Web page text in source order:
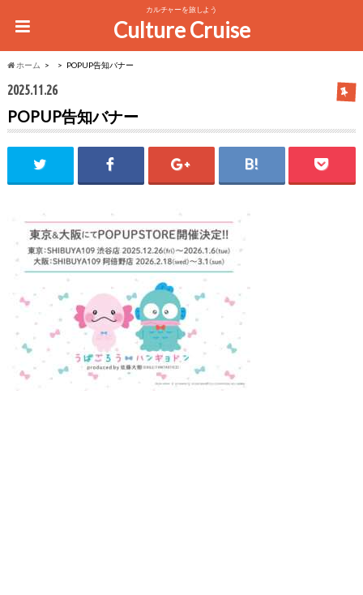
カルチャーを旅しよう
Culture Cruise
ホーム POPUP告知バナー
2025.11.26
POPUP告知バナー